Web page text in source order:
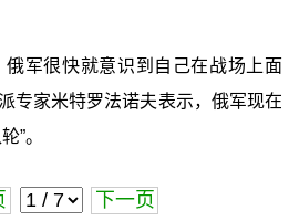
军很快就意识到自己在战场上面
专家米特罗法诺夫表示，俄军现在
”。
下一页